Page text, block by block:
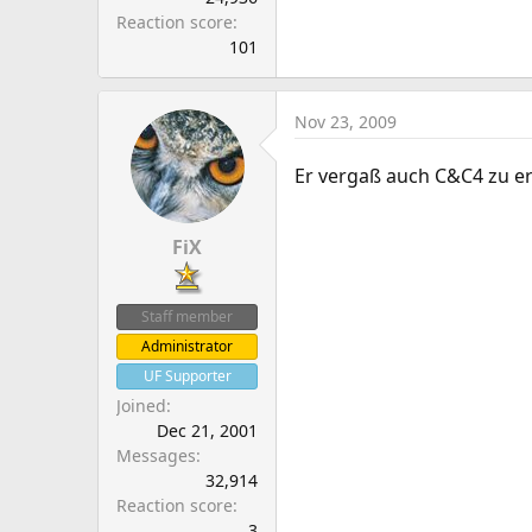
Reaction score
101
FiX
Staff member
Administrator
UF Supporter
Joined
Dec 21, 2001
Messages
32,914
Reaction score
Nov 23, 2009
Er vergaß auch C&C4 zu